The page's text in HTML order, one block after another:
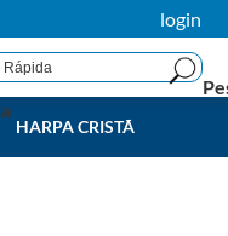
login
HARPA CRISTÃ